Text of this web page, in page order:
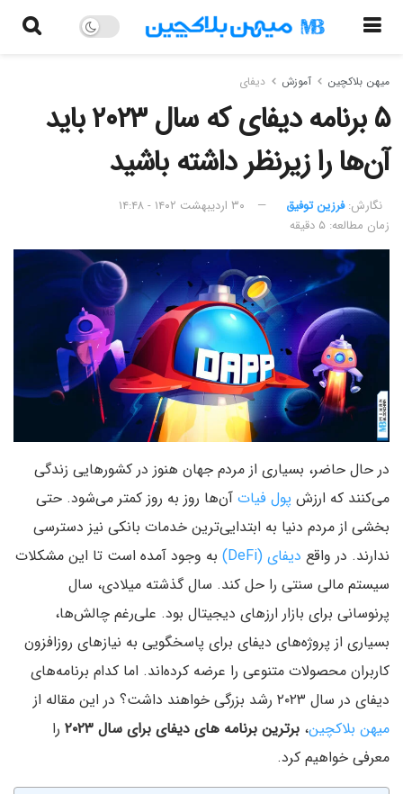
میهن بلاکچین آموزش دیفای
۵ برنامه دیفای که سال ۲۰۲۳ باید
آن‌ها را زیرنظر داشته باشید
نگارش:‌ فرزین توفیق
۳۰ اردیبهشت ۱۴۰۲ - ۱۴:۴۸
زمان مطالعه: ۵ دقیقه
در حال حاضر، بسیاری از مردم جهان هنوز در کشورهایی زندگی
می‌کنند که ارزش پول فیات آن‌ها روز به روز کمتر می‌شود. حتی
بخشی از مردم دنیا به ابتدایی‌ترین خدمات بانکی نیز دسترسی
ندارند. در واقع دیفای (DeFi)
به وجود آمده است تا این مشکلات
سیستم مالی سنتی را حل کند. سال گذشته میلادی، سال
پرنوسانی برای بازار ارزهای دیجیتال بود. علی‌رغم چالش‌ها،
بسیاری از پروژه‌های دیفای برای پاسخگویی به نیازهای روزافزون
کاربران محصولات متنوعی را عرضه کرده‌اند. اما کدام برنامه‌‌های
دیفای در سال ۲۰۲۳ رشد بزرگی خواهند داشت؟ در این مقاله از
میهن بلاکچین، برترین برنامه های دیفای برای سال ۲۰۲۳
را
معرفی خواهیم کرد.